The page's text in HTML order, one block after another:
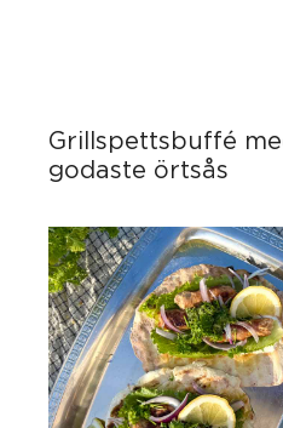
Grillspettsbuffé
godaste örtsås